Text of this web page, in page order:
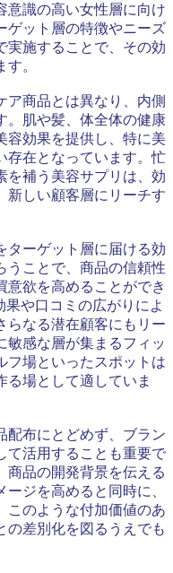
意識の高い女性層に向け
ゲット層の特徴やニーズ
実施することで、その効
。
ア商品とは異なり、内側
。肌や髪、体全体の健康
容効果を提供し、特に美
存在となっています。忙
を補う美容サプリは、効
新しい顧客層にリーチす
ターゲット層に届ける効
うことで、商品の信頼性
意欲を高めることができ
果や口コミの広がりによ
らなる潜在顧客にもリー
敏感な層が集まるフィッ
フ場といったスポットは
る場として適していま
配布にとどめず、ブラン
て活用することも重要で
商品の開発背景を伝える
ジを高めると同時に、
このような付加価値のあ
の差別化を図るうえでも